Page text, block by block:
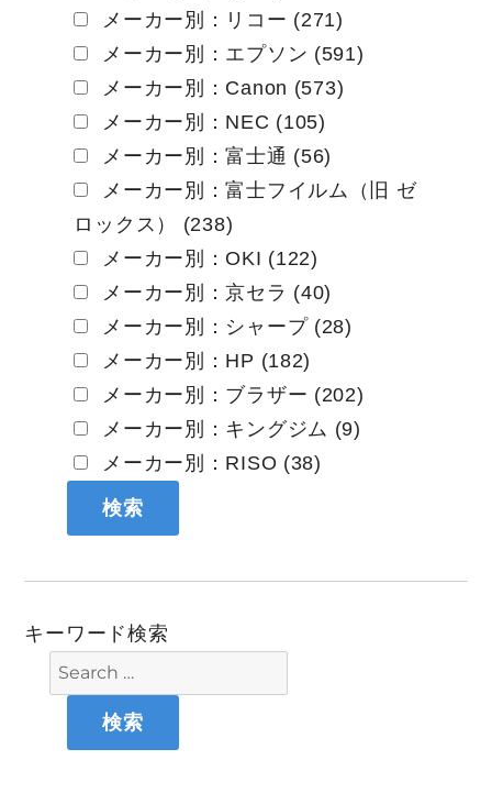
メーカー別：リコー (271)
メーカー別：エプソン (591)
メーカー別：Canon (573)
メーカー別：NEC (105)
メーカー別：富士通 (56)
メーカー別：富士フイルム（旧 ゼ
ロックス） (238)
メーカー別：OKI (122)
メーカー別：京セラ (40)
メーカー別：シャープ (28)
メーカー別：HP (182)
メーカー別：ブラザー (202)
メーカー別：キングジム (9)
メーカー別：RISO (38)
キーワード検索